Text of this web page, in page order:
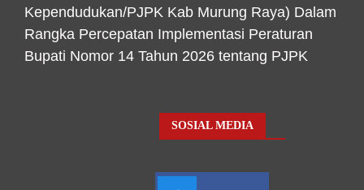
Kependudukan/PJPK Kab Murung Raya) Dalam
Rangka Percepatan Implementasi Peraturan
Bupati Nomor 14 Tahun 2026 tentang PJPK
SOSIAL MEDIA